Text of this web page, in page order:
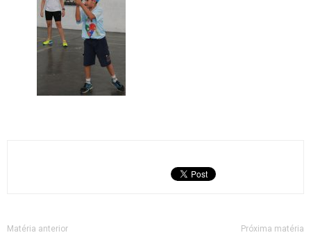
Matéria anterior Próxima matéria